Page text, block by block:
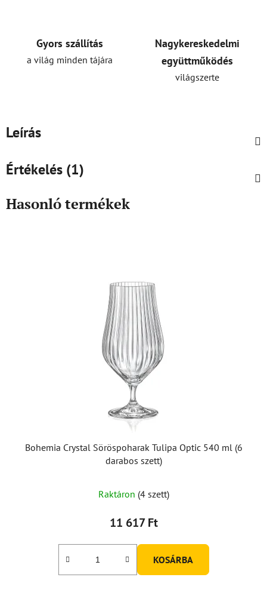
Gyors szállítás
a világ minden tájára
Nagykereskedelmi
együttműködés
világszerte
Leírás
Értékelés (1)
Hasonló termékek
Bohemia Crystal Söröspoharak Tulipa Optic 540 ml (6
darabos szett)
Raktáron (4 szett)
11 617 Ft
KOSÁRBA